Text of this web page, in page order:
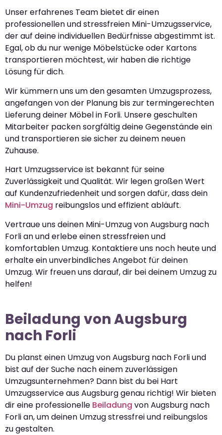
Unser erfahrenes Team bietet dir einen
professionellen und stressfreien Mini-Umzugsservice,
der auf deine individuellen Bedürfnisse abgestimmt ist.
Egal, ob du nur wenige Möbelstücke oder Kartons
transportieren möchtest, wir haben die richtige
Lösung für dich.
Wir kümmern uns um den gesamten Umzugsprozess,
angefangen von der Planung bis zur termingerechten
Lieferung deiner Möbel in Forli. Unsere geschulten
Mitarbeiter packen sorgfältig deine Gegenstände ein
und transportieren sie sicher zu deinem neuen
Zuhause.
Hart Umzugsservice ist bekannt für seine
Zuverlässigkeit und Qualität. Wir legen großen Wert
auf Kundenzufriedenheit und sorgen dafür, dass dein
Mini-Umzug reibungslos und effizient abläuft.
Vertraue uns deinen Mini-Umzug von Augsburg nach
Forli an und erlebe einen stressfreien und
komfortablen Umzug. Kontaktiere uns noch heute und
erhalte ein unverbindliches Angebot für deinen
Umzug. Wir freuen uns darauf, dir bei deinem Umzug zu
helfen!
Beiladung von Augsburg
nach Forli
Du planst einen Umzug von Augsburg nach Forli und
bist auf der Suche nach einem zuverlässigen
Umzugsunternehmen? Dann bist du bei Hart
Umzugsservice aus Augsburg genau richtig! Wir bieten
dir eine professionelle Beiladung von Augsburg nach
Forli an, um deinen Umzug stressfrei und reibungslos
zu gestalten.